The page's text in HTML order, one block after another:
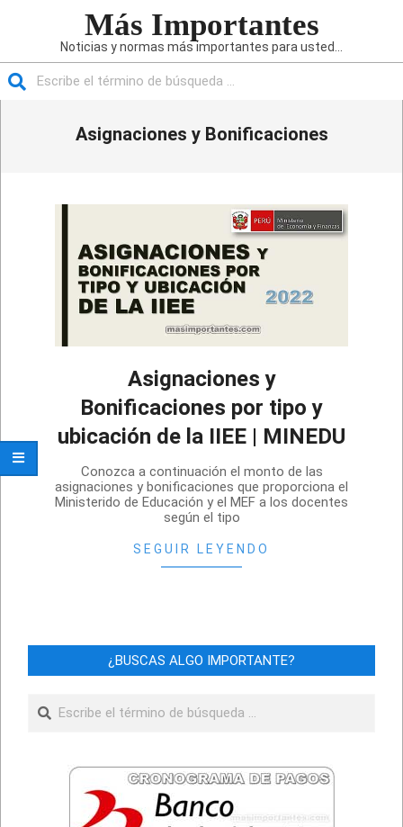
Más Importantes
Noticias y normas más importantes para usted...
Asignaciones y Bonificaciones
Asignaciones y
Bonificaciones por tipo y
ubicación de la IIEE | MINEDU
01-
31
Conozca a continuación el monto de las
asignaciones y bonificaciones que proporciona el
Ministerido de Educación y el MEF a los docentes
según el tipo
SEGUIR LEYENDO
¿BUSCAS ALGO IMPORTANTE?
Buscar